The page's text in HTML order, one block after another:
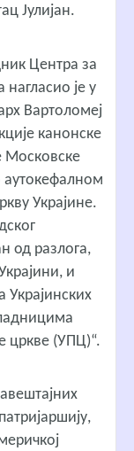
Јулијан.
Центра за
је у
Вартоломеј
канонске
Московске
аутокефалном
Украјине.
од разлога,
и
Украјинских
цркве (УПЦ)“.